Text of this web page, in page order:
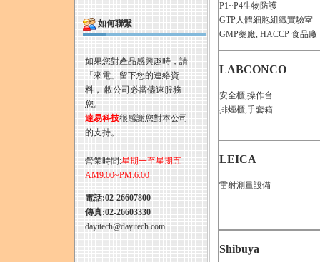
如何聯繫
如果您對產品感興趣時，請
「來電」留下您的連絡資
料， 敝公司必當儘速服務
您。
達易科技很感謝您對本公司
的支持。
營業時間:星期一至星期五
AM9:00~PM:6:00
電話:02-26607800
傳真:02-26603330
dayitech@dayitech.com
P1~P4生物防護
GTP人體細胞組織實驗室
GMP藥廠, HACCP 食品廠
LABCONCO
安全櫃,操作台
排煙櫃,手套箱
LEICA
雷射測量設備
Shibuya